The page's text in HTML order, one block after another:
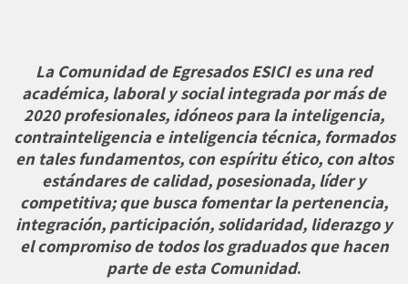
La Comunidad de Egresados ESICI es una red
académica, laboral y social integrada por más de
2020 profesionales, idóneos para la inteligencia,
contrainteligencia e inteligencia técnica, formados
en tales fundamentos, con espíritu ético, con altos
estándares de calidad, posesionada, líder y
competitiva; que busca fomentar la pertenencia,
integración, participación, solidaridad, liderazgo y
el compromiso de todos los graduados que hacen
parte de esta Comunidad.